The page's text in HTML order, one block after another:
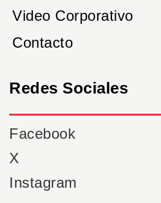
Video Corporativo
Contacto
Redes Sociales
Facebook
X
Instagram